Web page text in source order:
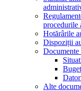
procedurile
Hotărârile
Dispoziții
Alte